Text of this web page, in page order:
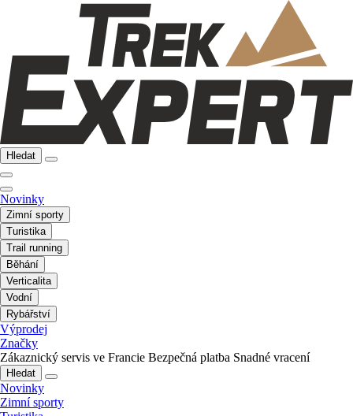
Hledat
Novinky
Zimní sporty
Turistika
Trail running
Běhání
Verticalita
Vodní
Rybářství
Výprodej
Značky
Zákaznický servis ve Francie Bezpečná platba Snadné vracení
Hledat
Novinky
Zimní sporty